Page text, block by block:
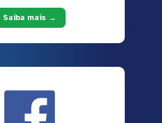
Saiba mais →